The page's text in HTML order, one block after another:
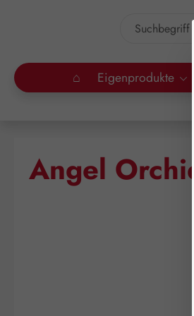
⌂ Eigenprodukte
Angel